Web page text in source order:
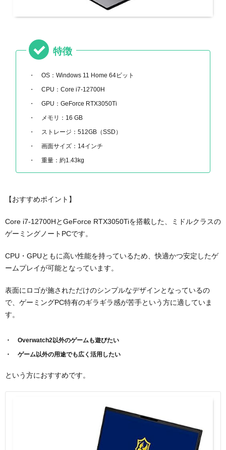
特徴
OS：Windows 11 Home 64ビット
CPU：Core i7-12700H
GPU：GeForce RTX3050Ti
メモリ：16 GB
ストレージ：512GB（SSD）
画面サイズ：14インチ
重量：約1.43kg
【おすすめポイント】
Core i7-12700HとGeForce RTX3050Tiを搭載した、ミドルクラスの
ゲーミングノートPCです。
CPU・GPUともに高い性能を持っているため、快適かつ安定したゲ
ームプレイが可能となっています。
表面にロゴが施されただけのシンプルなデザインとなっているの
で、ゲーミングPC特有のギラギラ感が苦手という方に適していま
す。
Overwatch2以外のゲームも遊びたい
ゲーム以外の用途でも広く活用したい
という方におすすめです。